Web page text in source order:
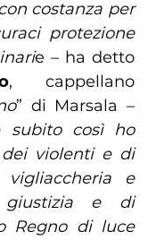
costanza per
protezione
e – ha detto
, cappellano
” di Marsala –
subito così ho
violenti e di
e
giustizia e di
Regno di luce